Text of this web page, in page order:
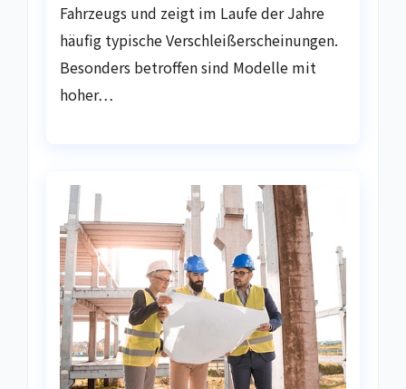
Fahrzeugs und zeigt im Laufe der Jahre
häufig typische Verschleißerscheinungen.
Besonders betroffen sind Modelle mit
hoher…